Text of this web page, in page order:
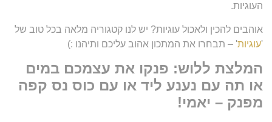
העוגיות.
אוהבים להכין ולאכול עוגיות? יש לנו קטגוריה מלאה בכל טוב של
'עוגיות' – תבחרו את המתכון אהוב עליכם ותיהנו :)
המלצת ללוש: פנקו את עצמכם במים
או תה עם נענע ליד או עם כוס נס קפה
מפנק – יאמי!